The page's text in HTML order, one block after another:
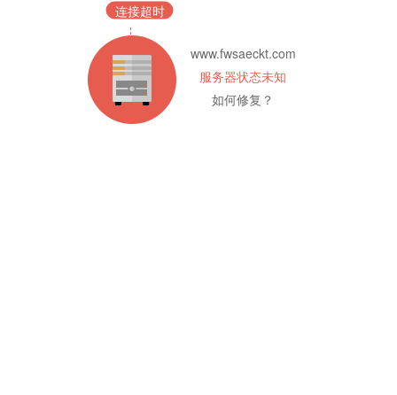
连接超时
www.fwsaeckt.com
服务器状态未知
如何修复？